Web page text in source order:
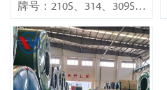
牌号：210S、314、309S、
304、304L、316L、321、
410、420、430、904等
规格